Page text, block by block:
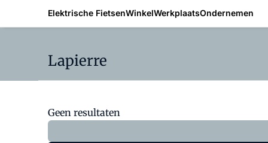
Elektrische FietsenWinkelWerkplaatsOndernemen
Lapierre
Geen resultaten